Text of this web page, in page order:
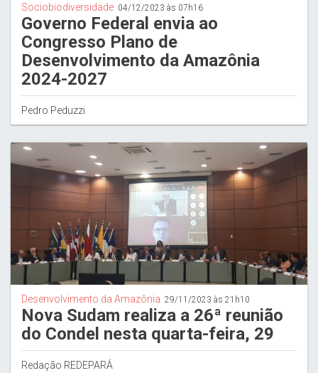
Sociobiodiversidade 04/12/2023 às 07h16
Governo Federal envia ao
Congresso Plano de
Desenvolvimento da Amazônia
2024-2027
Pedro Peduzzi
Desenvolvimento da Amazônia 29/11/2023 às 21h10
Nova Sudam realiza a 26ª reunião
do Condel nesta quarta-feira, 29
Redação REDEPARÁ